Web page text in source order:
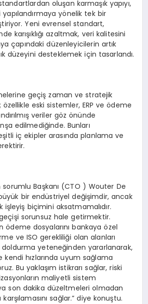
oluşan karmaşık yapıyı,
yönelik tek bir
Yeni evrensel standart,
karışıklığı azaltmak, veri kalitesini
çapındaki düzenleyicilerin artık
düzeyini desteklemek için tasarlandı.
geçiş zaman ve stratejik
eski sistemler, ERP ve ödeme
veriler göz önünde
edilmediğinde. Bunları
iç ekipler arasında planlama ve
sorumlu Başkanı (CTO ) Wouter De
bir endüstriyel değişimdir, ancak
işleyiş biçimini aksatmamalıdır.
sorunsuz hale getirmektir.
ödeme dosyalarını bankaya özel
ve ISO gerekliliği olan alanları
yeteneğinden yararlanarak,
kendi hızlarında uyum sağlama
Bu yaklaşım istikrarı sağlar, riski
maliyetli sistem
son dakika düzeltmeleri olmadan
sağlar.” diye konuştu.